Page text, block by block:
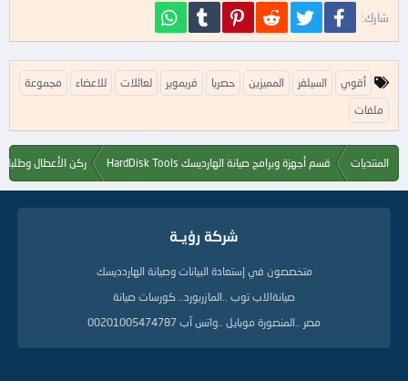
شارك: فيسبوك تويتر Reddit
Pinterest
Tumblr
ا
ل
ك
ل
م
ا
ا
ل
أقوي السيلفر المميزين حصريا فريموير لعائلات للاعضاء
مجموعة
ملفات
المنتديات قسم أجهزة وبرامج صيانة الهارديسك HardDisk Tools ركن الأعطال وطلبات
شركة رؤيــة
متخصصون في إستعادة البيانات وصيانة الهاردديسك
صيانةالاب توب ..المازربورد.. كورسات صيانة
مصر ..المنصورة موبايل ..واتس آب 00201005474787